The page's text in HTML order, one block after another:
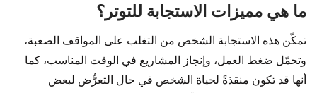
ما هي مميزات الاستجابة للتوتر؟
تمكّن هذه الاستجابة الشخص من التغلب على المواقف الصعبة،
وتحمّل ضغط العمل، وإنجاز المشاريع في الوقت المناسب، كما
أنها قد تكون منقذةً لحياة الشخص في حال التعرُّض لبعض